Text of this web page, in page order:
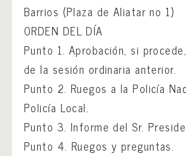
Barrios (Plaza de Aliatar no 1)
ORDEN DEL DÍA
Punto 1. Aprobación, si
de la sesión ordinaria anterior.
Punto 2. Ruegos a la Policía
Policía Local.
Punto 3. Informe del Sr.
Punto 4. Ruegos y preguntas.